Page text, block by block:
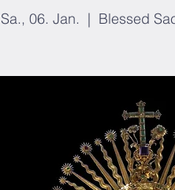
Sa., 06. Jan.
  |
Blessed